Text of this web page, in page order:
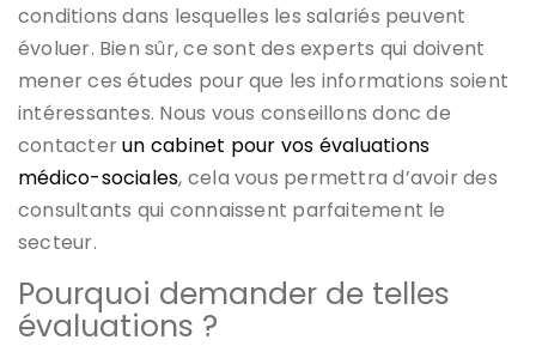
conditions dans lesquelles les salariés peuvent
évoluer. Bien sûr, ce sont des experts qui doivent
mener ces études pour que les informations soient
intéressantes. Nous vous conseillons donc de
contacterun cabinet pour vos évaluations
médico-sociales, cela vous permettra d’avoir des
consultants qui connaissent parfaitement le
secteur.
Pourquoi demander de telles
évaluations ?